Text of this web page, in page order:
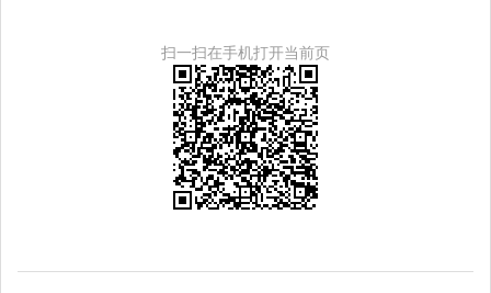
扫一扫在手机打开当前页